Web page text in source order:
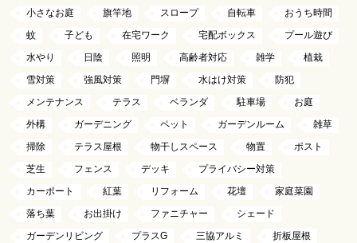
小さなお庭
旗竿地 スロープ 自転車
おうち時間
蚊
子ども 在宅ワーク 宅配ボックス
プール遊び
水やり
日陰 照明 高齢者対応 雑学
植栽
雪対策
強風対策 門塀 水はけ対策
防犯
メンテナンス
テラス ベランダ 駐車場
お庭
外構
ガーデニング ペット ガーデンルーム
雑草
掃除
テラス屋根 物干しスペース 物置
ポスト
芝生
フェンス デッキ
プライバシー対策
カーポート
紅葉 リフォーム 花壇
家庭菜園
落ち葉
お出掛け ファニチャー
シェード
ガーデンリビング
プラスG 三協アルミ
折板屋根